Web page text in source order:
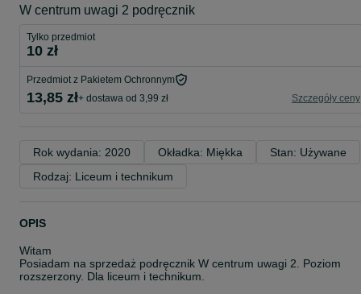
W centrum uwagi 2 podręcznik
Tylko przedmiot
10 zł
Przedmiot z Pakietem Ochronnym
13,85 zł+ dostawa od 3,99 zł Szczegóły ceny
Rok wydania: 2020 Okładka: Miękka
Stan: Używane
Rodzaj: Liceum i technikum
OPIS
Witam
Posiadam na sprzedaż podręcznik W centrum uwagi 2. Poziom
rozszerzony. Dla liceum i technikum.